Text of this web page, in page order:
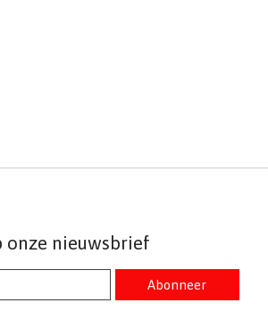
onze nieuwsbrief
Abonneer